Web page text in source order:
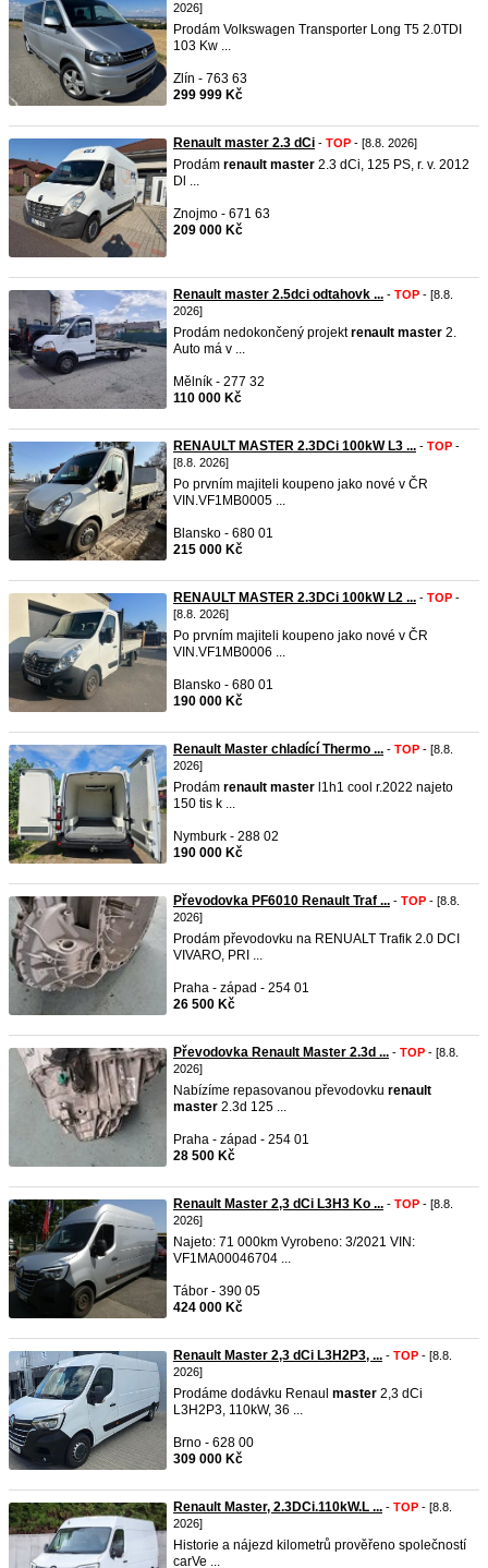
2026]
Prodám Volkswagen Transporter Long T5 2.0TDI
103 Kw ...
Zlín - 763 63
299 999 Kč
Renault master 2.3 dCi - TOP - [8.8. 2026]
Prodám renault master 2.3 dCi, 125 PS, r. v. 2012
Dl ...
Znojmo - 671 63
209 000 Kč
Renault master 2.5dci odtahovk ... - TOP - [8.8.
2026]
Prodám nedokončený projektrenault master 2.
Auto má v ...
Mělník - 277 32
110 000 Kč
RENAULT MASTER 2.3DCi 100kW L3 ... - TOP -
[8.8. 2026]
Po prvním majiteli koupeno jako nové v ČR
VIN.VF1MB0005 ...
Blansko - 680 01
215 000 Kč
RENAULT MASTER 2.3DCi 100kW L2 ... - TOP -
[8.8. 2026]
Po prvním majiteli koupeno jako nové v ČR
VIN.VF1MB0006 ...
Blansko - 680 01
190 000 Kč
Renault Master chladící Thermo ... - TOP - [8.8.
2026]
Prodám renault master l1h1 cool r.2022 najeto
150 tis k ...
Nymburk - 288 02
190 000 Kč
Převodovka PF6010 Renault Traf ... - TOP - [8.8.
2026]
Prodám převodovku na RENUALT Trafik 2.0 DCI
VIVARO, PRI ...
Praha - západ - 254 01
26 500 Kč
Převodovka Renault Master 2.3d ... - TOP - [8.8.
2026]
Nabízíme repasovanou převodovku renault
master 2.3d 125 ...
Praha - západ - 254 01
28 500 Kč
Renault Master 2,3 dCi L3H3 Ko ... - TOP - [8.8.
2026]
Najeto: 71 000km Vyrobeno: 3/2021 VIN:
VF1MA00046704 ...
Tábor - 390 05
424 000 Kč
Renault Master 2,3 dCi L3H2P3, ... - TOP - [8.8.
2026]
Prodáme dodávku Renaul master 2,3 dCi
L3H2P3, 110kW, 36 ...
Brno - 628 00
309 000 Kč
Renault Master, 2.3DCi.110kW.L ... - TOP - [8.8.
2026]
Historie a nájezd kilometrů prověřeno společností
carVe ...